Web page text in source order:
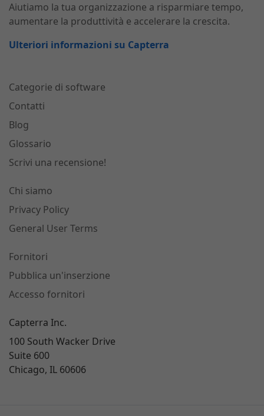
Aiutiamo la tua organizzazione a risparmiare tempo,
aumentare la produttività e accelerare la crescita.
Ulteriori informazioni su Capterra
Categorie di software
Contatti
Blog
Glossario
Scrivi una recensione!
Chi siamo
Privacy Policy
General User Terms
Fornitori
Pubblica un'inserzione
Accesso fornitori
Capterra Inc.
100 South Wacker Drive
Suite 600
Chicago, IL 60606